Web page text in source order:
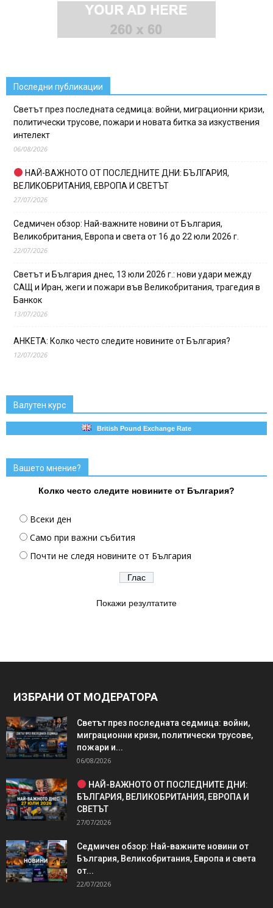
Последни публикации
Светът през последната седмица: войни, миграционни кризи,
политически трусове, пожари и новата битка за изкуствения
интелект
06/08/2026
НАЙ-ВАЖНОТО ОТ ПОСЛЕДНИТЕ ДНИ: БЪЛГАРИЯ,
ВЕЛИКОБРИТАНИЯ, ЕВРОПА И СВЕТЪТ
27/07/2026
Седмичен обзор: Най-важните новини от България,
Великобритания, Европа и света от 16 до 22 юли 2026 г.
22/07/2026
Светът и България днес, 13 юли 2026 г.: нови удари между
САЩ и Иран, жеги и пожари във Великобритания, трагедия в
Банкок
13/07/2026
АНКЕТА: Колко често следите новините от България?
12/07/2026
Валутен курс
British Pound Exchange Rate
Вашето мнение?
Колко често следите новините от България?
Всеки ден
Само при важни събития
Почти не следя новините от България
Покажи резултатите
ИЗБРАНИ ОТ МОДЕРАТОРА
Светът през последната седмица: войни,
миграционни кризи, политически трусове,
пожари и...
06/08/2026
НАЙ-ВАЖНОТО ОТ ПОСЛЕДНИТЕ ДНИ:
БЪЛГАРИЯ, ВЕЛИКОБРИТАНИЯ, ЕВРОПА И
СВЕТЪТ
27/07/2026
Седмичен обзор: Най-важните новини от
България, Великобритания, Европа и света
от...
22/07/2026